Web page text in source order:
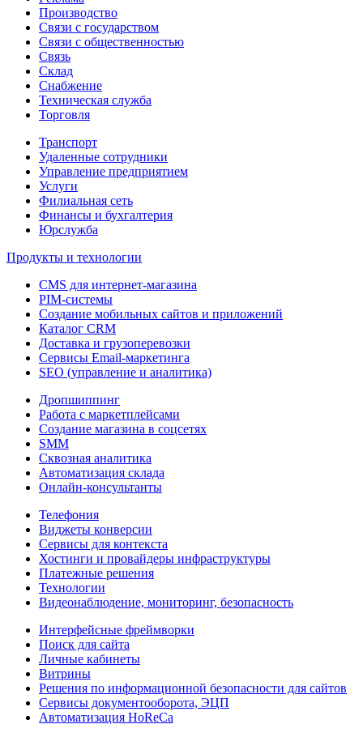
Производство
Связи с государством
Связи с общественностью
Связь
Склад
Снабжение
Техническая служба
Торговля
Транспорт
Удаленные сотрудники
Управление предприятием
Услуги
Филиальная сеть
Финансы и бухгалтерия
Юрслужба
Продукты и технологии
CMS для интернет-магазина
PIM-системы
Создание мобильных сайтов и приложений
Каталог CRM
Доставка и грузоперевозки
Сервисы Email-маркетинга
SEO (управление и аналитика)
Дропшиппинг
Работа с маркетплейсами
Создание магазина в соцсетях
SMM
Сквозная аналитика
Автоматизация склада
Онлайн-консультанты
Телефония
Виджеты конверсии
Сервисы для контекста
Хостинги и провайдеры инфраструктуры
Платежные решения
Технологии
Видеонаблюдение, мониторинг, безопасность
Интерфейсные фреймворки
Поиск для сайта
Личные кабинеты
Витрины
Решения по информационной безопасности для сайтов
Сервисы документооборота, ЭЦП
Автоматизация HoReCa